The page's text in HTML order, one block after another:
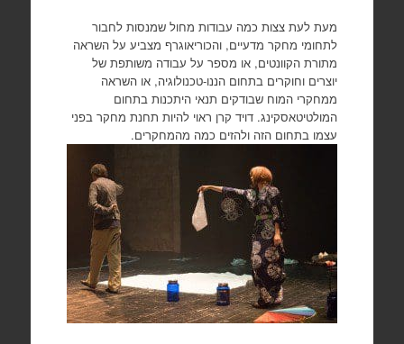
מעת לעת צצות כמה עבודות מחול שמנסות לחבור
לתחומי מחקר מדעיים, והכוריאוגרף מצביע על השראה
מתורת הקוונטים, או מספר על עבודה משותפת של
יוצרים וחוקרים בתחום הננו-טכנולוגיה, או השראה
ממחקרי המוח שבודקים תנאי היתכנות בתחום
המולטיטאסקינג. דויד קרן ראוי להיות תחנת מחקר בפני
עצמו בתחום הזה ולהזים כמה מהמחקרים.